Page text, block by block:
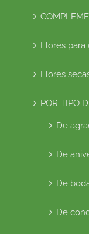
Flores para
Flores
POR TIPO
De
De
De
De